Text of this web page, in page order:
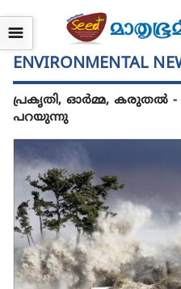
☰
ENVIRONMENTAL
പ്രകൃതി, ഓര്‍മ്മ, കരുതല്‍ -
പറയുന്നു